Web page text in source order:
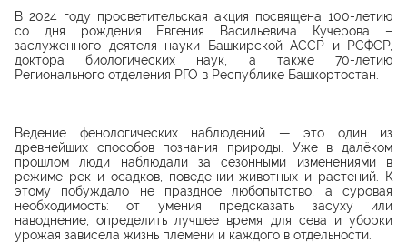
В 2024 году просветительская акция посвящена 100-летию
со дня рождения Евгения Васильевича Кучерова –
заслуженного деятеля науки Башкирской АССР и РСФСР,
доктора биологических наук, а также 70-летию
Регионального отделения РГО в Республике Башкортостан.
Ведение фенологических наблюдений — это один из
древнейших способов познания природы. Уже в далёком
прошлом люди наблюдали за сезонными изменениями в
режиме рек и осадков, поведении животных и растений. К
этому побуждало не праздное любопытство, а суровая
необходимость: от умения предсказать засуху или
наводнение, определить лучшее время для сева и уборки
урожая зависела жизнь племени и каждого в отдельности.